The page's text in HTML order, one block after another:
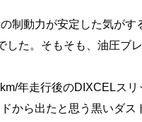
制動力が安定した気がす
した。そもそも、油圧ブ
年走行後のDIXCELス
から出たと思う黒いダ